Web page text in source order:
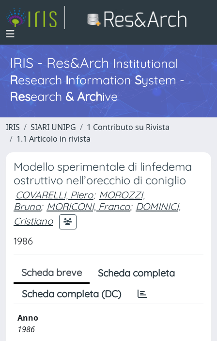
IRIS - Res&ArchInstitutional
Research InformationSystem -
Research & Archive
IRIS SIARI UNIPG
1 Contributo su Rivista
1.1 Articolo in rivista
Modello sperimentale di linfedema
ostruttivo nell’orecchio di coniglio
COVARELLI, Piero; MOROZZI,
Bruno; MORICONI, Franco; DOMINICI,
Cristiano
1986
Scheda breve
Scheda completa
Scheda completa (DC)
Anno
1986